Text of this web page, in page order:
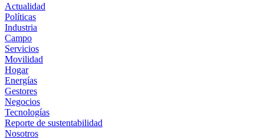
Actualidad
Políticas
Industria
Campo
Servicios
Movilidad
Hogar
Energías
Gestores
Negocios
Tecnologías
Reporte de sustentabilidad
Nosotros